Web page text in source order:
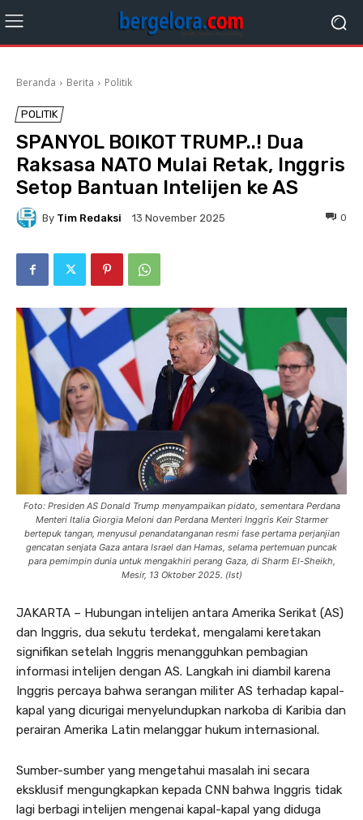
Beranda Berita Politik
POLITIK
SPANYOL BOIKOT TRUMP..! Dua
Raksasa NATO Mulai Retak, Inggris
Setop Bantuan Intelijen ke AS
By Tim Redaksi 13 November 2025 0
Foto: Presiden AS Donald Trump menyampaikan pidato, sementara Perdana
Menteri Italia Giorgia Meloni dan Perdana Menteri Inggris Keir Starmer
bertepuk tangan, menyusul penandatanganan resmi fase pertama perjanjian
gencatan senjata Gaza antara Israel dan Hamas, selama pertemuan puncak
para pemimpin dunia untuk mengakhiri perang Gaza, di Sharm El-Sheikh,
Mesir, 13 Oktober 2025. (Ist)
JAKARTA – Hubungan intelijen antara Amerika Serikat (AS)
dan Inggris, dua sekutu terdekat, mengalami keretakan
signifikan setelah Inggris menangguhkan pembagian
informasi intelijen dengan AS. Langkah ini diambil karena
Inggris percaya bahwa serangan militer AS terhadap kapal-
kapal yang dicurigai menyelundupkan narkoba di Karibia dan
perairan Amerika Latin melanggar hukum internasional.
Sumber-sumber yang mengetahui masalah ini secara
eksklusif mengungkapkan kepada CNN bahwa Inggris tidak
lagi berbagi intelijen mengenai kapal-kapal yang diduga